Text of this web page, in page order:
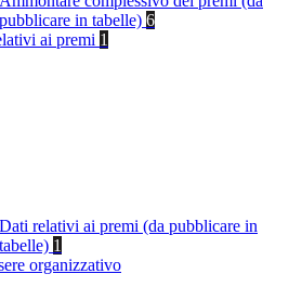
pubblicare in tabelle) 6
ai premi 1
Dati relativi ai premi (da pubblicare in
tabelle) 1
organizzativo